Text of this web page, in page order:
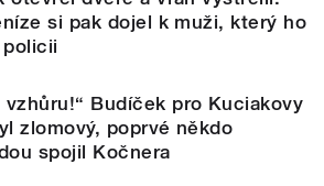
si pak dojel k muži, který ho
vzhůru!“ Budíček pro Kuciakovy
zlomový, poprvé někdo
spojil Kočnera